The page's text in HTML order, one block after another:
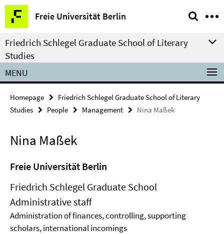
Springe
direkt
zu
Inhalt
Freie Universität Berlin
Service
Navigation
Friedrich Schlegel Graduate School of Literary
Studies
MENU
Homepage
Friedrich Schlegel Graduate School of Literary
Studies
People Management Nina Maßek
Nina Maßek
Freie Universität Berlin
Friedrich Schlegel Graduate School
Administrative staff
Administration of finances, controlling, supporting
scholars, international incomings